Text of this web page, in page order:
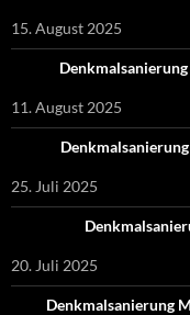
15. August 2025
11. August 2025
25. Juli 2025
20. Juli 2025
Denkmalsanierung